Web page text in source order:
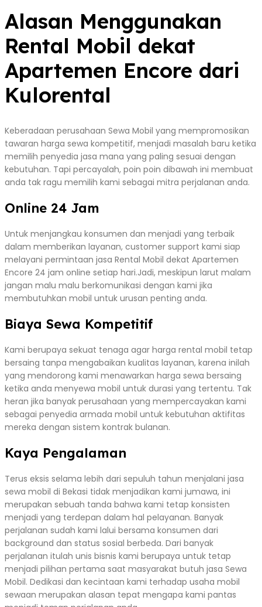
Alasan Menggunakan
Rental Mobil dekat
Apartemen Encore dari
Kulorental
Keberadaan perusahaan Sewa Mobil yang mempromosikan
tawaran harga sewa kompetitif, menjadi masalah baru ketika
memilih penyedia jasa mana yang paling sesuai dengan
kebutuhan. Tapi percayalah, poin poin dibawah ini membuat
anda tak ragu memilih kami sebagai mitra perjalanan anda.
Online 24 Jam
Untuk menjangkau konsumen dan menjadi yang terbaik
dalam memberikan layanan, customer support kami siap
melayani permintaan jasa Rental Mobil dekat Apartemen
Encore 24 jam online setiap hari.Jadi, meskipun larut malam
jangan malu malu berkomunikasi dengan kami jika
membutuhkan mobil untuk urusan penting anda.
Biaya Sewa Kompetitif
Kami berupaya sekuat tenaga agar harga rental mobil tetap
bersaing tanpa mengabaikan kualitas layanan, karena inilah
yang mendorong kami menawarkan harga sewa bersaing
ketika anda menyewa mobil untuk durasi yang tertentu. Tak
heran jika banyak perusahaan yang mempercayakan kami
sebagai penyedia armada mobil untuk kebutuhan aktifitas
mereka dengan sistem kontrak bulanan.
Kaya Pengalaman
Terus eksis selama lebih dari sepuluh tahun menjalani jasa
sewa mobil di Bekasi tidak menjadikan kami jumawa, ini
merupakan sebuah tanda bahwa kami tetap konsisten
menjadi yang terdepan dalam hal pelayanan. Banyak
perjalanan sudah kami lalui bersama konsumen dari
background dan status sosial berbeda. Dari banyak
perjalanan itulah unis bisnis kami berupaya untuk tetap
menjadi pilihan pertama saat masyarakat butuh jasa Sewa
Mobil. Dedikasi dan kecintaan kami terhadap usaha mobil
sewaan merupakan alasan tepat mengapa kami pantas